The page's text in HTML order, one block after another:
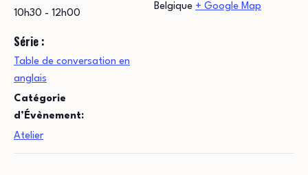
10h30 - 12h00
Série :
Table de conversation en
anglais
Catégorie
d’Évènement:
Atelier
Belgique + Google Map